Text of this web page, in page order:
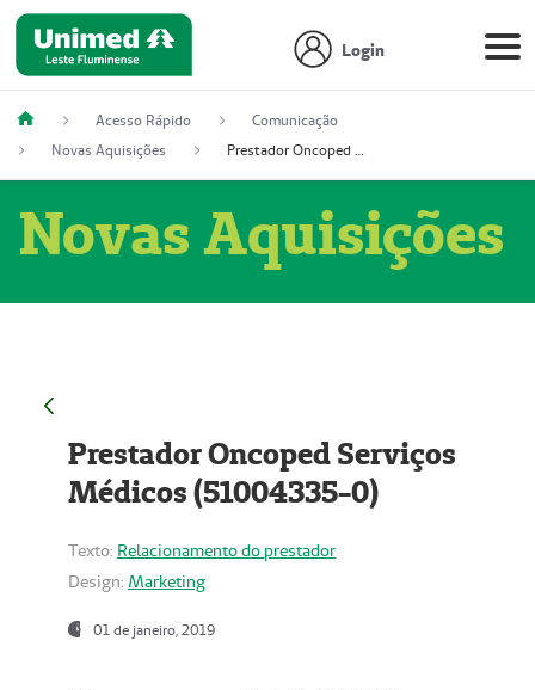
Login
Acesso Rápido
Comunicação
Novas Aquisições
Prestador Oncoped Serviços Médicos (51004335-0)
Novas Aquisições
Prestador Oncoped Serviços
Médicos (51004335-0)
Texto: Relacionamento do prestador
Design: Marketing
01 de janeiro, 2019